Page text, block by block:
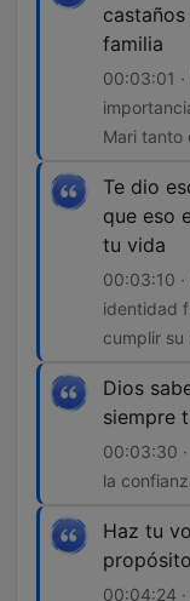
familia
00:03:01
Mari tanto
Te dio
que eso
tu vida
00:03:10
identidad
cumplir su
Dios
siempre
00:03:30
la
Haz tu
00:04:24